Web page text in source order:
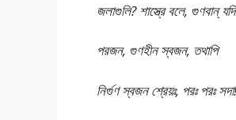
জলাগুলি? শাস্ত্রে বলে, গুণবান্ যদি
পরজন, গুণহীন স্বজন, তথাপি
নির্গুণ স্বজন শ্রেয়ঃ, পরঃ পরঃ